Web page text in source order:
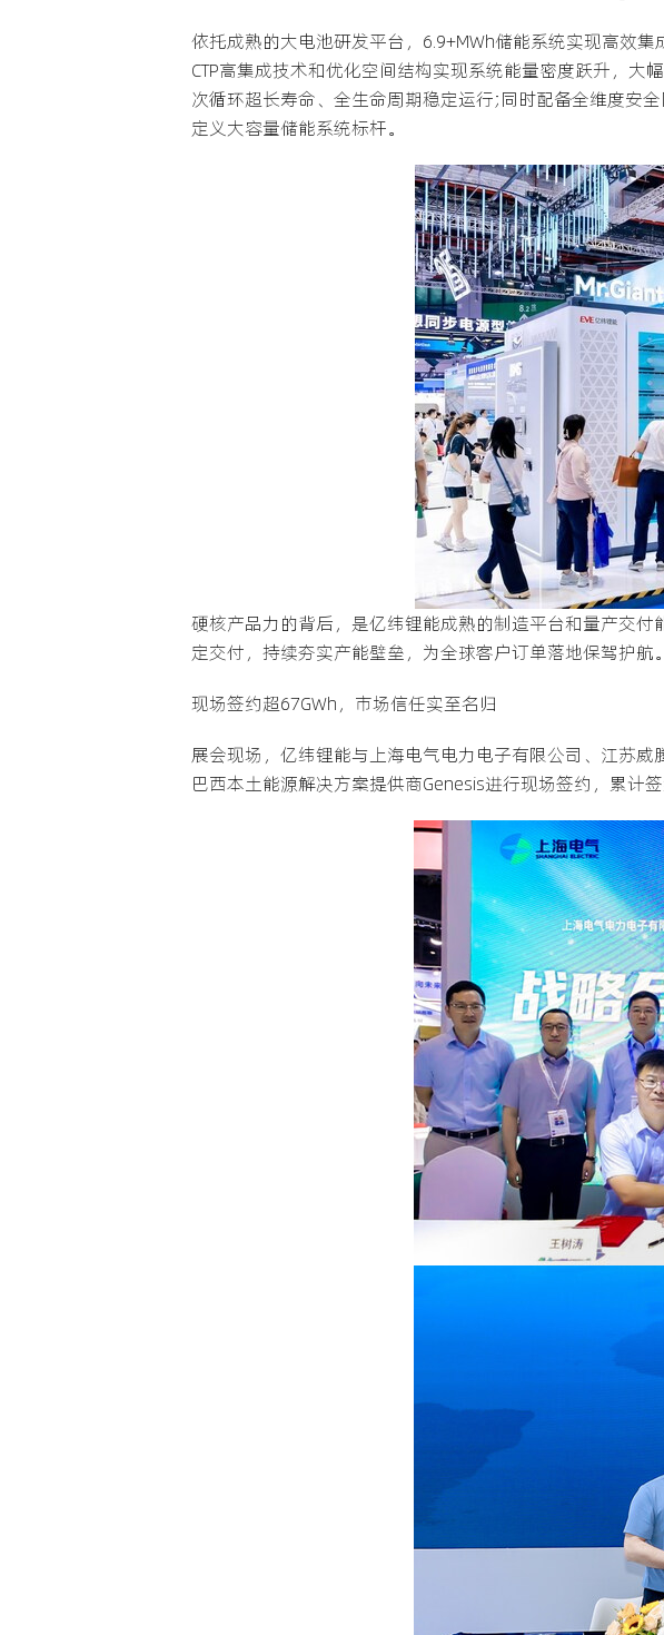
依托成熟的大电池研发平台，6.9+MWh储能系统实现高效
CTP高集成技术和优化空间结构实现系统能量密度跃升，
次循环超长寿命、全生命周期稳定运行;同时配备全维度安
定义大容量储能系统标杆。
硬核产品力的背后，是亿纬锂能成熟的制造平台和量产交
定交付，持续夯实产能壁垒，为全球客户订单落地保驾护航。
现场签约超67GWh，市场信任实至名归
展会现场，亿纬锂能与上海电气电力电子有限公司、江苏
巴西本土能源解决方案提供商Genesis进行现场签约，累计